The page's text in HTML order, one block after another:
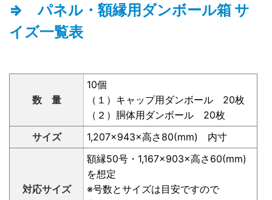
⇒ パネル・額縁用ダンボール箱 サ
イズ一覧表
数 量
10個
（１）キャップ用ダンボール 20枚
（２）胴体用ダンボール 20枚
サイズ
1,207×943×高さ80(mm) 内寸
対応サイズ
額縁50号・1,167×903×高さ60(mm)
を想定
※号数とサイズは目安ですので